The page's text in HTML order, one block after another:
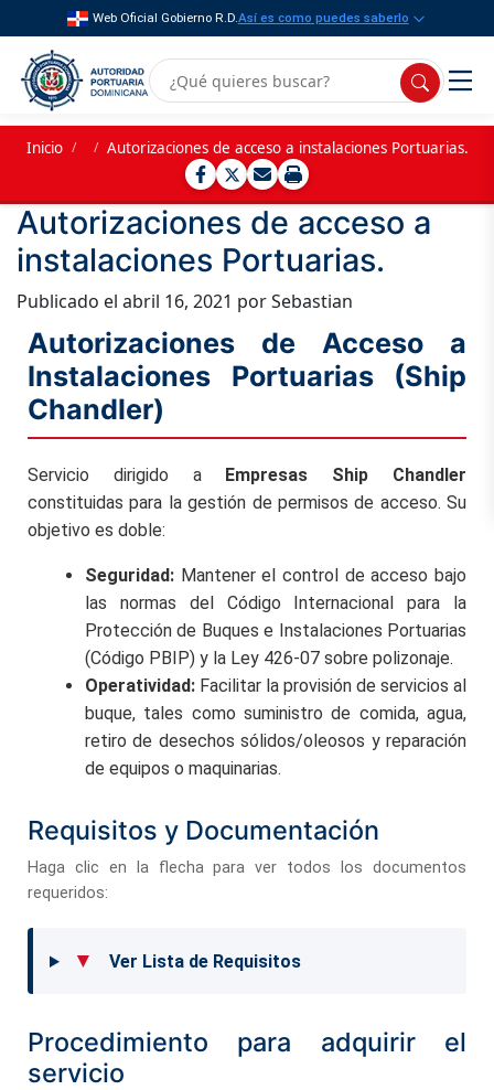
Web Oficial Gobierno R.D.Así es como puedes saberlo
Inicio / / Autorizaciones de acceso a instalaciones Portuarias.
Autorizaciones de acceso a
instalaciones Portuarias.
Publicado el abril 16, 2021 por Sebastian
Autorizaciones de Acceso a
Instalaciones Portuarias (Ship
Chandler)
Servicio dirigido a Empresas Ship Chandler
constituidas para la gestión de permisos de acceso. Su
objetivo es doble:
Seguridad: Mantener el control de acceso bajo
las normas del Código Internacional para la
Protección de Buques e Instalaciones Portuarias
(Código PBIP) y la Ley 426-07 sobre polizonaje.
Operatividad: Facilitar la provisión de servicios al
buque, tales como suministro de comida, agua,
retiro de desechos sólidos/oleosos y reparación
de equipos o maquinarias.
Requisitos y Documentación
Haga clic en la flecha para ver todos los documentos
requeridos:
▼ Ver Lista de Requisitos
Procedimiento para adquirir el
servicio